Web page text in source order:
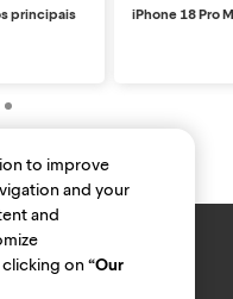
principais iPhone 18 Pro
to improve
and your
and
clicking on“Our